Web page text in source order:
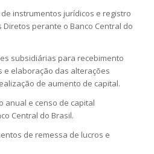
instrumentos jurídicos e registro
perante o Banco Central do
subsidiárias para recebimento
e elaboração das alterações
de aumento de capital.
anual e censo de capital
Central do Brasil.
de remessa de lucros e